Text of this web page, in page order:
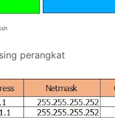
perangkat